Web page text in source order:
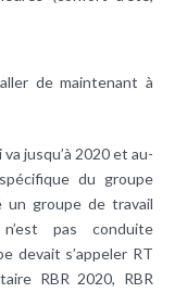
de maintenant à
jusqu’à 2020 et au-
du groupe
un groupe de travail
pas conduite
devait s’appeler RT
RBR 2020, RBR